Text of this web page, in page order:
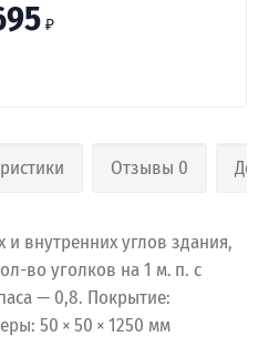
₽
Отзывы 0
внутренних углов здания,
во уголков на 1 м. п. с
— 0,8. Покрытие:
50 × 50 × 1250 мм